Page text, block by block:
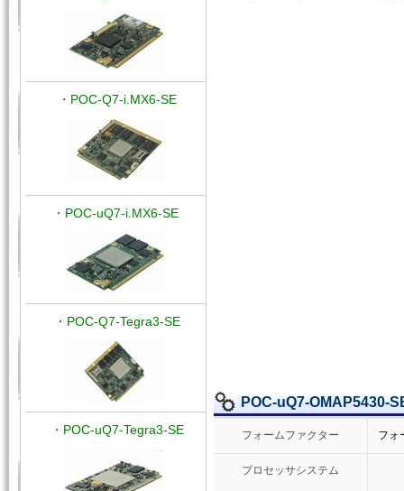
・ POC-Q7-i.MX6-SE
・ POC-uQ7-i.MX6-SE
・POC-Q7-Tegra3-SE
・ POC-uQ7-Tegra3-SE
POC-uQ7-OMAP5430-
フォームファクター フォ
プロセッサシステム